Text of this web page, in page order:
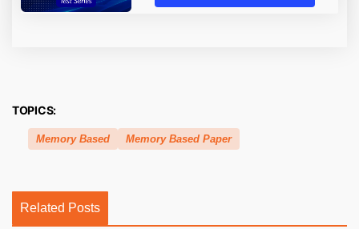
TOPICS:
Memory Based Memory Based Paper
Related Posts